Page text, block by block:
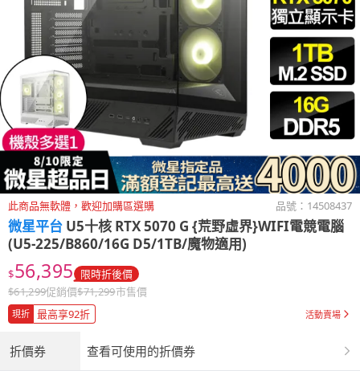
此商品無軟體，歡迎加購區選購 品號： 14508437
微星平台 U5十核 RTX 5070 G {荒野虛界}WIFI電競電腦
(U5-225/B860/16G D5/1TB/魔物適用)
$56,395 限時折後價
$61,299促銷價$71,299市售價
現折 最高享92折 活動賣場
折價券 查看可使用的折價券